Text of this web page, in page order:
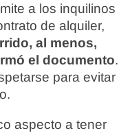
a los inquilinos
de alquiler,
al menos,
el documento.
para evitar
aspecto a tener